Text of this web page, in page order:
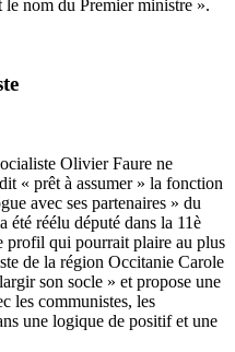
nom du Premier ministre ».
Olivier Faure ne
« prêt à assumer » la fonction
avec ses partenaires » du
réélu député dans la 11è
profil qui pourrait plaire au plus
de la région Occitanie Carole
son socle » et propose une
les communistes, les
une logique de positif et une